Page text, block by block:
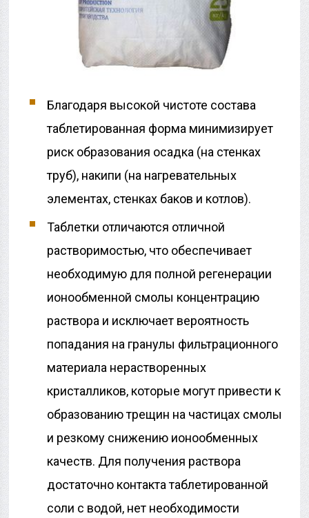
Благодаря высокой чистоте состава
таблетированная форма минимизирует
риск образования осадка (на стенках
труб), накипи (на нагревательных
элементах, стенках баков и котлов).
Таблетки отличаются отличной
растворимостью, что обеспечивает
необходимую для полной регенерации
ионообменной смолы концентрацию
раствора и исключает вероятность
попадания на гранулы фильтрационного
материала нерастворенных
кристалликов, которые могут привести к
образованию трещин на частицах смолы
и резкому снижению ионообменных
качеств. Для получения раствора
достаточно контакта таблетированной
соли с водой, нет необходимости